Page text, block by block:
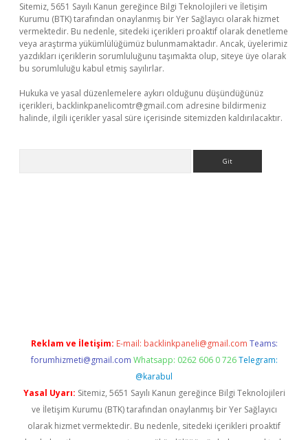
Sitemiz, 5651 Sayılı Kanun gereğince Bilgi Teknolojileri ve İletişim
Kurumu (BTK) tarafından onaylanmış bir Yer Sağlayıcı olarak hizmet
vermektedir. Bu nedenle, sitedeki içerikleri proaktif olarak denetleme
veya araştırma yükümlülüğümüz bulunmamaktadır. Ancak, üyelerimiz
yazdıkları içeriklerin sorumluluğunu taşımakta olup, siteye üye olarak
bu sorumluluğu kabul etmiş sayılırlar.
Hukuka ve yasal düzenlemelere aykırı olduğunu düşündüğünüz
içerikleri, backlinkpanelicomtr@gmail.com adresine bildirmeniz
halinde, ilgili içerikler yasal süre içerisinde sitemizden kaldırılacaktır.
Reklam ve İletişim: E-mail: backlinkpaneli@gmail.com Teams:
forumhizmeti@gmail.com Whatsapp: 0262 606 0 726 Telegram:
@karabul
Yasal Uyarı: Sitemiz, 5651 Sayılı Kanun gereğince Bilgi Teknolojileri
ve İletişim Kurumu (BTK) tarafından onaylanmış bir Yer Sağlayıcı
olarak hizmet vermektedir. Bu nedenle, sitedeki içerikleri proaktif